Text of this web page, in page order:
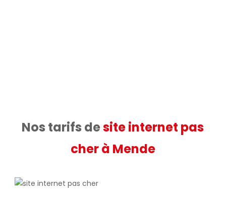
Nos tarifs desite internet pas
cher à Mende